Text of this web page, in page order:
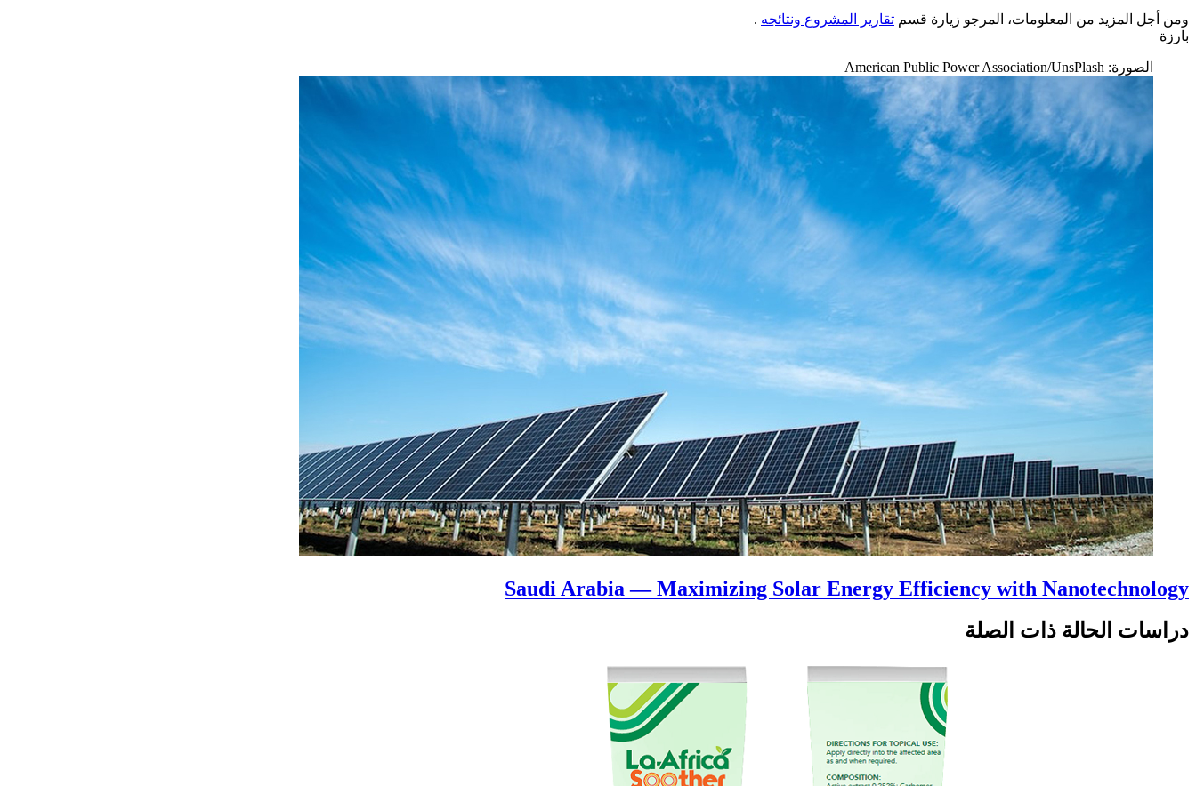
ومن أجل المزيد من المعلومات، المرجو زيارة قسم تقارير المشروع ونتائجه .
بارزة
الصورة: American Public Power Association/UnsPlash
Saudi Arabia — Maximizing Solar Energy Efficiency with Nanotechnology
دراسات الحالة ذات الصلة